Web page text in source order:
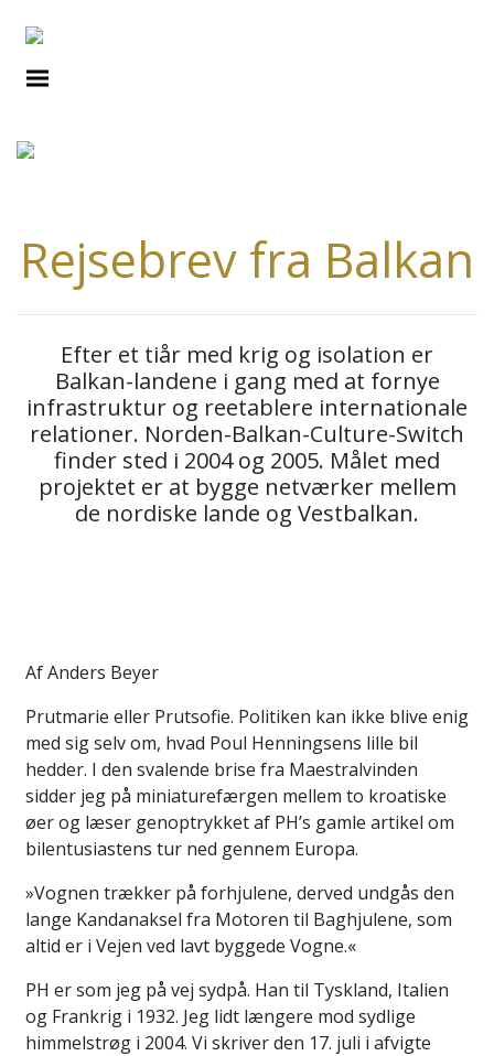
Rejsebrev fra Balkan
Efter et tiår med krig og isolation er
Balkan-landene i gang med at fornye
infrastruktur og reetablere internationale
relationer. Norden-Balkan-Culture-Switch
finder sted i 2004 og 2005. Målet med
projektet er at bygge netværker mellem
de nordiske lande og Vestbalkan.
Af Anders Beyer
Prutmarie eller Prutsofie. Politiken kan ikke blive enig
med sig selv om, hvad Poul Henningsens lille bil
hedder. I den svalende brise fra Maestralvinden
sidder jeg på miniaturefærgen mellem to kroatiske
øer og læser genoptrykket af PH’s gamle artikel om
bilentusiastens tur ned gennem Europa.
»Vognen trækker på forhjulene, derved undgås den
lange Kandanaksel fra Motoren til Baghjulene, som
altid er i Vejen ved lavt byggede Vogne.«
PH er som jeg på vej sydpå. Han til Tyskland, Italien
og Frankrig i 1932. Jeg lidt længere mod sydlige
himmelstrøg i 2004. Vi skriver den 17. juli i afvigte